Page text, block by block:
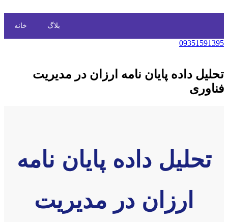
خانه بلاگ
09351591395
تحلیل داده پایان نامه ارزان در مدیریت
فناوری
تحلیل داده پایان نامه
ارزان در مدیریت